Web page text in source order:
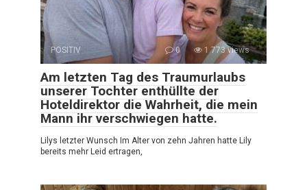
POSITIV 0 1 773 views
Am letzten Tag des Traumurlaubs
unserer Tochter enthüllte der
Hoteldirektor die Wahrheit, die mein
Mann ihr verschwiegen hatte.
Lilys letzter Wunsch Im Alter von zehn Jahren hatte Lily
bereits mehr Leid ertragen,